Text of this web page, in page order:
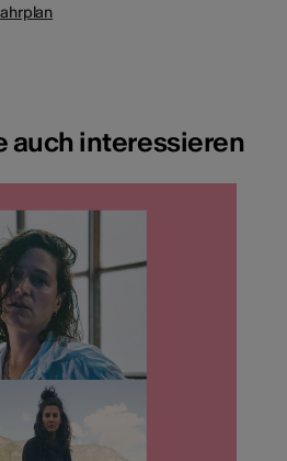
auch interessieren